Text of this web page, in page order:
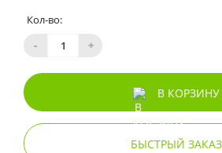
Кол-во:
-
+
В КОРЗИНУ
БЫСТРЫЙ ЗАКАЗ